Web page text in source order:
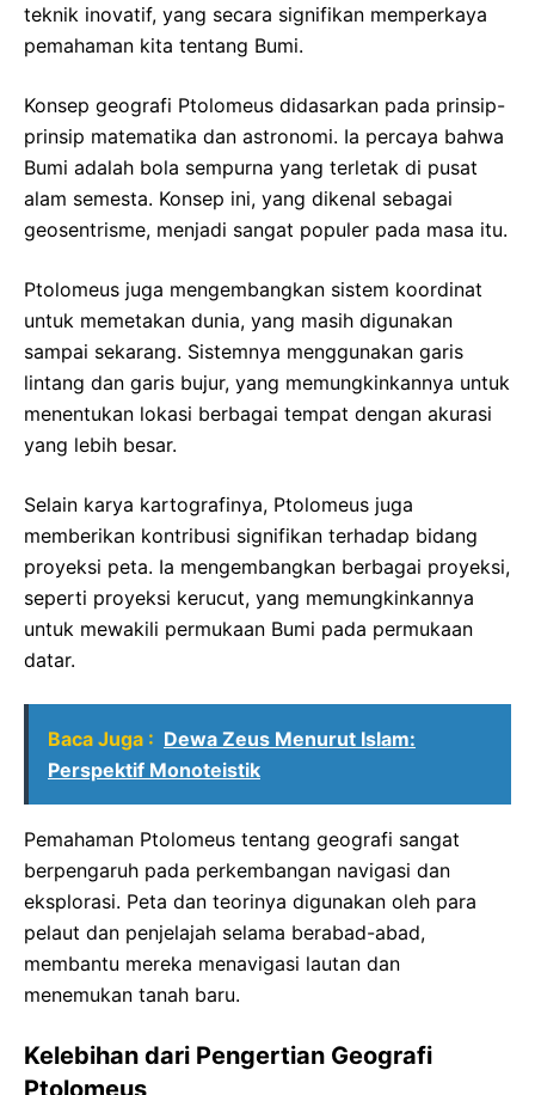
teknik inovatif, yang secara signifikan memperkaya
pemahaman kita tentang Bumi.
Konsep geografi Ptolomeus didasarkan pada prinsip-
prinsip matematika dan astronomi. Ia percaya bahwa
Bumi adalah bola sempurna yang terletak di pusat
alam semesta. Konsep ini, yang dikenal sebagai
geosentrisme, menjadi sangat populer pada masa itu.
Ptolomeus juga mengembangkan sistem koordinat
untuk memetakan dunia, yang masih digunakan
sampai sekarang. Sistemnya menggunakan garis
lintang dan garis bujur, yang memungkinkannya untuk
menentukan lokasi berbagai tempat dengan akurasi
yang lebih besar.
Selain karya kartografinya, Ptolomeus juga
memberikan kontribusi signifikan terhadap bidang
proyeksi peta. Ia mengembangkan berbagai proyeksi,
seperti proyeksi kerucut, yang memungkinkannya
untuk mewakili permukaan Bumi pada permukaan
datar.
Baca Juga : Dewa Zeus Menurut Islam:
Perspektif Monoteistik
Pemahaman Ptolomeus tentang geografi sangat
berpengaruh pada perkembangan navigasi dan
eksplorasi. Peta dan teorinya digunakan oleh para
pelaut dan penjelajah selama berabad-abad,
membantu mereka menavigasi lautan dan
menemukan tanah baru.
Kelebihan dari Pengertian Geografi
Ptolomeus